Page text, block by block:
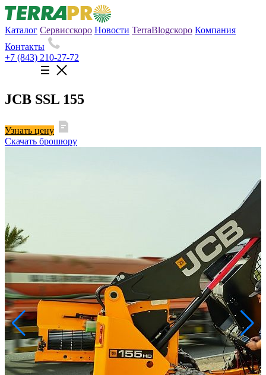
Каталог Сервисскоро Новости TerraBlogскоро Компания
Контакты
+7 (843) 210-27-72
JCB SSL 155
Узнать цену
Скачать брошюру